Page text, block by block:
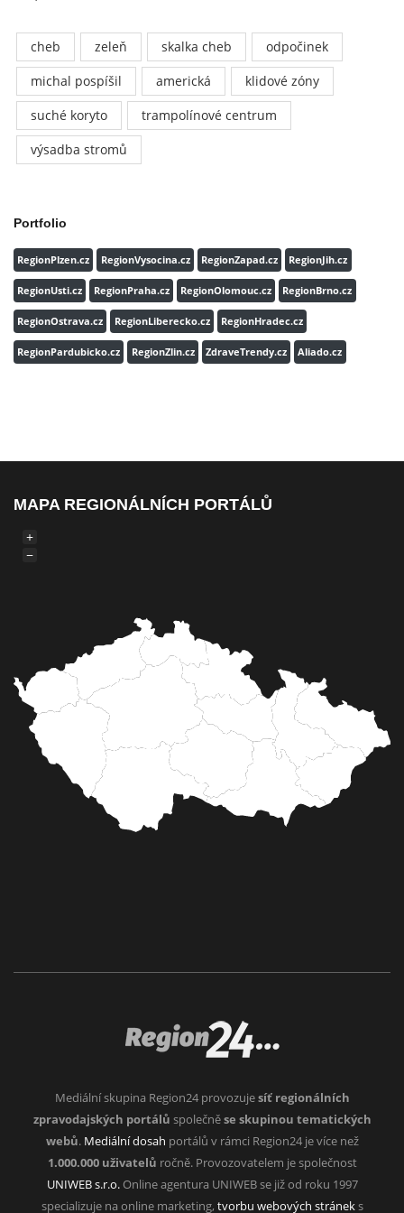
cheb zeleň skalka cheb
odpočinek
michal pospíšil
americká
klidové zóny
suché koryto
trampolínové centrum
výsadba stromů
Portfolio
RegionPlzen.cz RegionVysocina.cz RegionZapad.cz RegionJih.cz
RegionUsti.cz RegionPraha.cz RegionOlomouc.cz RegionBrno.cz
RegionOstrava.cz RegionLiberecko.cz RegionHradec.cz
RegionPardubicko.cz RegionZlin.cz ZdraveTrendy.cz Aliado.cz
MAPA REGIONÁLNÍCH PORTÁLŮ
+
−
Mediální skupina Region24 provozujesíť regionálních
zpravodajských portálů společněse skupinou tematických
webů. Mediální dosah portálů v rámci Region24 je více než
1.000.000 uživatelů ročně. Provozovatelem je společnost
UNIWEB s.r.o.Online agentura UNIWEB se již od roku 1997
specializuje na online marketing, tvorbu webových stráneks